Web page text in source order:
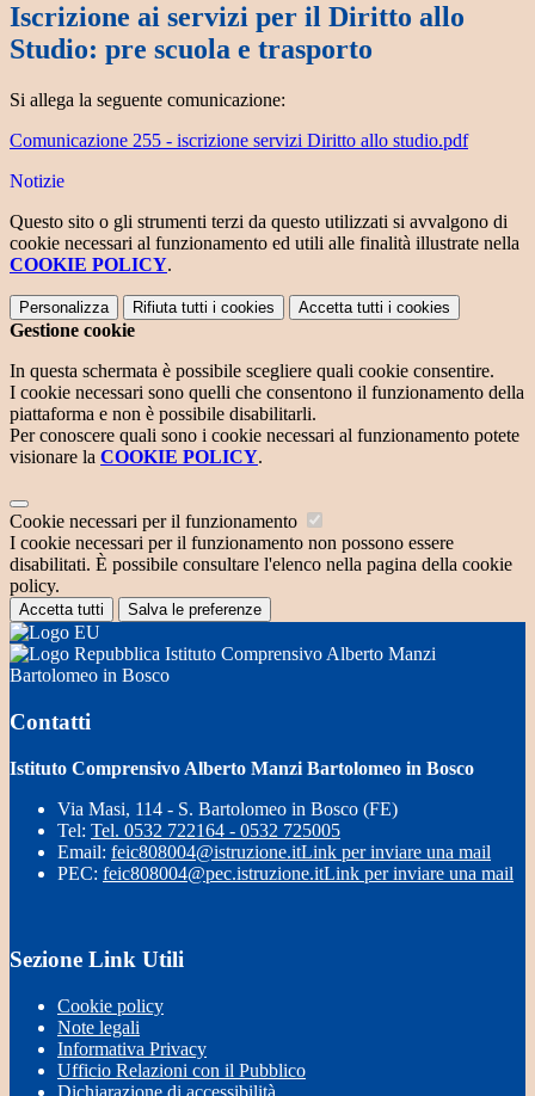
Iscrizione ai servizi per il Diritto allo
Studio: pre scuola e trasporto
Si allega la seguente comunicazione:
Comunicazione 255 - iscrizione servizi Diritto allo studio.pdf
Notizie
Questo sito o gli strumenti terzi da questo utilizzati si avvalgono di
cookie necessari al funzionamento ed utili alle finalità illustrate nella
COOKIE POLICY.
Personalizza Rifiuta tutti i cookies Accetta tutti i cookies
Gestione cookie
In questa schermata è possibile scegliere quali cookie consentire.
I cookie necessari sono quelli che consentono il funzionamento della
piattaforma e non è possibile disabilitarli.
Per conoscere quali sono i cookie necessari al funzionamento potete
visionare la COOKIE POLICY.
Cookie necessari per il funzionamento
I cookie necessari per il funzionamento non possono essere
disabilitati. È possibile consultare l'elenco nella pagina della cookie
policy.
Accetta tutti Salva le preferenze
Istituto Comprensivo Alberto Manzi
Bartolomeo in Bosco
Contatti
Istituto Comprensivo Alberto Manzi Bartolomeo in Bosco
Via Masi, 114 - S. Bartolomeo in Bosco (FE)
Tel: Tel. 0532 722164 - 0532 725005
Email: feic808004@istruzione.itLink per inviare una mail
PEC: feic808004@pec.istruzione.itLink per inviare una mail
Sezione Link Utili
Cookie policy
Note legali
Informativa Privacy
Ufficio Relazioni con il Pubblico
Dichiarazione di accessibilità